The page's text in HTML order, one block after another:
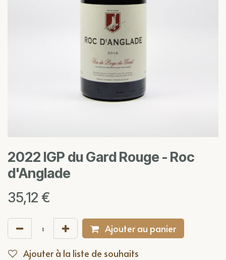
2022 IGP du Gard Rouge - Roc
d'Anglade
35,12 €
Ajouter au panier
Ajouter à la liste de souhaits